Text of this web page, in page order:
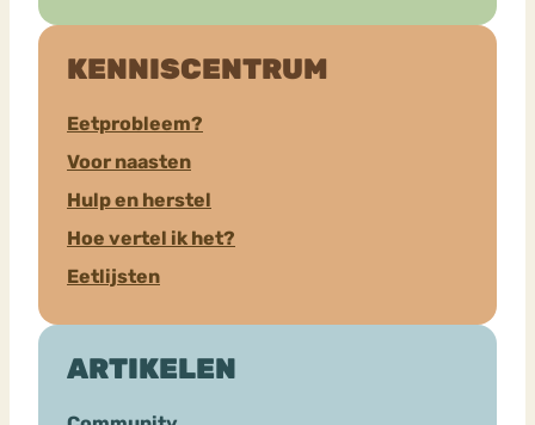
KENNISCENTRUM
Eetprobleem?
Voor naasten
Hulp en herstel
Hoe vertel ik het?
Eetlijsten
ARTIKELEN